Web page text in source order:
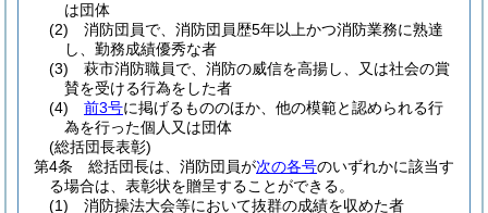
は団体
(2)
消防団員で、消防団員歴5年以上かつ消防業務に熟達
し、勤務成績優秀な者
(3)
萩市消防職員で、消防の威信を高揚し、又は社会の賞
賛を受ける行為をした者
(4)
前3号に掲げるもののほか、他の模範と認められる行
為を行った個人又は団体
(総括団長表彰)
第4条
総括団長は、消防団員が次の各号のいずれかに該当す
る場合は、表彰状を贈呈することができる。
(1)
消防操法大会等において抜群の成績を収めた者